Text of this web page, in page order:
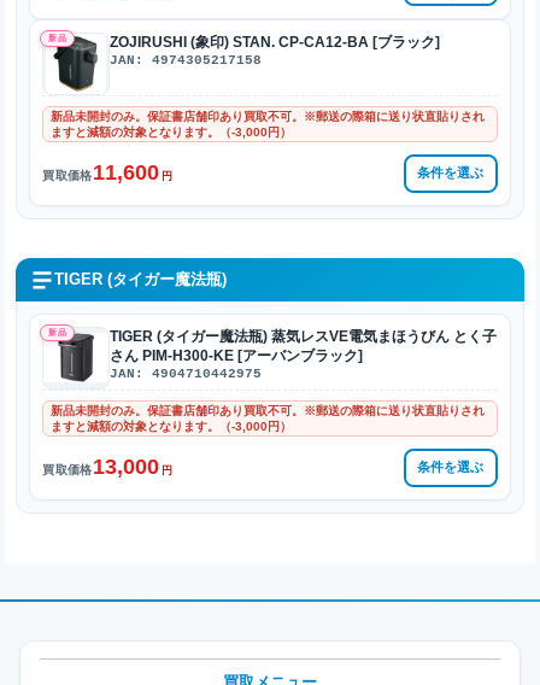
新品 ZOJIRUSHI (象印) STAN. CP-CA12-BA [ブラック]
JAN: 4974305217158
新品未開封のみ。保証書店舗印あり買取不可。※郵送の際箱に送り状直貼りされ
ますと減額の対象となります。（-3,000円）
買取価格11,600 円 条件を選ぶ
TIGER (タイガー魔法瓶)
新品
TIGER (タイガー魔法瓶) 蒸気レスVE電気まほうびん とく子
さん PIM-H300-KE [アーバンブラック]
JAN: 4904710442975
新品未開封のみ。保証書店舗印あり買取不可。※郵送の際箱に送り状直貼りされ
ますと減額の対象となります。（-3,000円）
買取価格13,000 円 条件を選ぶ